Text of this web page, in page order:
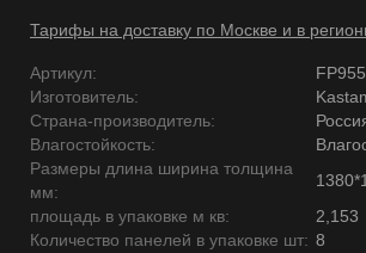
Тарифы на доставку по Москве и в
Артикул:
FP955
Изготовитель:
Страна-производитель:
Влагостойкость:
Размеры длина ширина толщина
мм:
площадь в упаковке м кв:
2,153
Количество панелей в упаковке шт: 8